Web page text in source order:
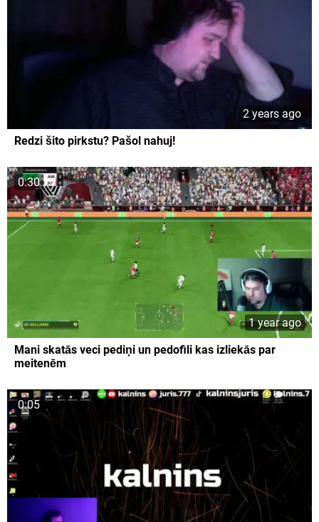
2 years ago
Redzi šito pirkstu? Pašol nahuj!
0:30
1 year ago
Mani skatās veci pediņi un pedofili kas izliekās par
meitenēm
0:05